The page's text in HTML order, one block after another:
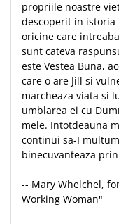
propriile noastre
descoperit in istoria
oricine care
sunt cateva
este Vestea Buna,
care o are Jill si
marcheaza viata si
umblarea ei cu
mele. Intotdeauna
continui sa-I
binecuvanteaza
-- Mary Whelchel,
Working Woman"